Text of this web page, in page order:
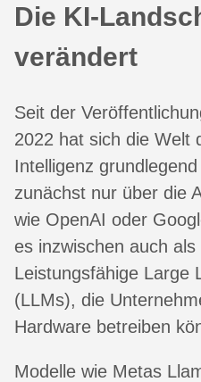
Die KI-
verändert
Seit der
2022 hat sich die Welt
Intelligenz
zunächst nur über die
wie OpenAI oder
es inzwischen auch
Leistungsfähige Large
(LLMs), die
Hardware betreiben
Modelle wie Metas